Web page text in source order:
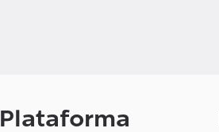
Plataforma